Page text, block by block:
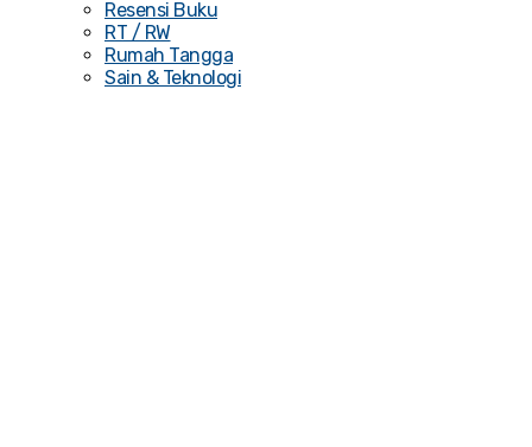
Resensi Buku
RT / RW
Rumah Tangga
Sain & Teknologi